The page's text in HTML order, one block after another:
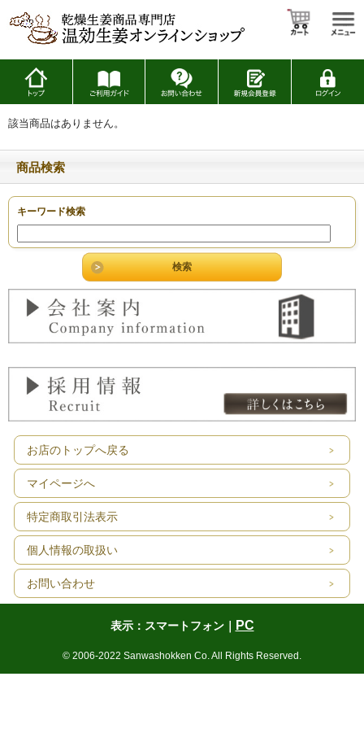
該当商品はありません。
商品検索
キーワード検索
お店のトップへ戻る
マイページへ
特定商取引法表示
個人情報の取扱い
お問い合わせ
表示：スマートフォン｜ PC
© 2006-2022 Sanwashokken Co. All Rights Reserved.